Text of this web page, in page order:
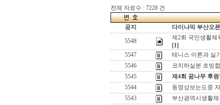
전체 자료수 : 7228 건
공지
다이나믹 부산오
5548
제2회 국민생활체
[1]
5547
테니스 이론과 실
5546
코치하실분 초빙
5545
제4회 꿈나무 후
5544
동영상보는도중
5543
부산광역시생활